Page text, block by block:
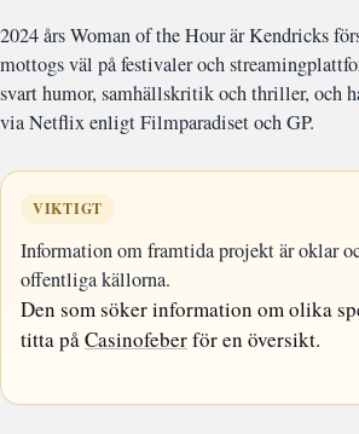
2024 års Woman of the Hour är Kendricks
mottogs väl på festivaler och
svart humor, samhällskritik och thriller, och
via Netflix enligt Filmparadiset och GP.
VIKTIGT
Information om framtida projekt är oklar
offentliga källorna.
Den som söker information om olika
titta på Casinofeberför en översikt.